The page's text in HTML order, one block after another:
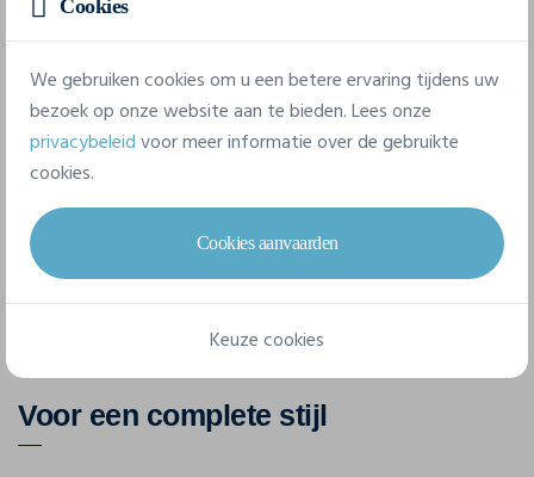
7 beschikbare maten
XS
Voor een complete stijl
Cookies
We gebruiken cookies om u een betere ervaring tijdens uw
bezoek op onze website aan te bieden. Lees onze
privacybeleidvoor meer informatie over de gebruikte
cookies.
Cookies aanvaarden
Keuze cookies